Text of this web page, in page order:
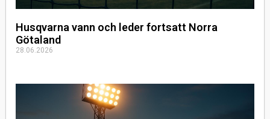
Husqvarna vann och leder fortsatt Norra
Götaland
28.06.2026